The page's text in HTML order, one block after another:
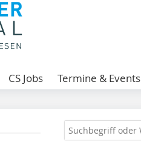
CS Jobs Termine & Events